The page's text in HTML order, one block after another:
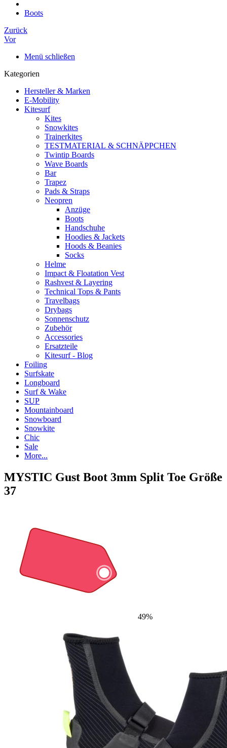
Boots
Zurück
Vor
Menü schließen
Kategorien
Hersteller & Marken
E-Mobility
Kitesurf
Kites
Snowkites
Trainerkites
TESTMATERIAL & SCHNÄPPCHEN
Twintip Boards
Wave Boards
Bar
Trapez
Pads & Straps
Neopren
Anzüge
Boots
Handschuhe
Hoodies & Jackets
Hoods & Beanies
Socks
Helme
Impact & Floatation Vest
Rashvest & Layering
Technical Tops & Pants
Travelbags
Drybags
Sonnenschutz
Zubehör
Accessories
Ersatzteile
Kitesurf - Blog
Foiling
Surfskate
Longboard
Surf & Wake
SUP
Mountainboard
Snowboard
Snowkite
Chic
Sale
More...
MYSTIC Gust Boot 3mm Split Toe Größe
37
49%